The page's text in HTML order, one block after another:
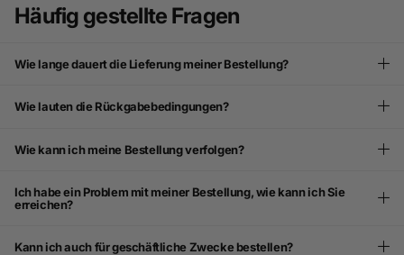
Häufig gestellte Fragen
Wie lange dauert die Lieferung meiner Bestellung?
Wie lauten die Rückgabebedingungen?
Wie kann ich meine Bestellung verfolgen?
Ich habe ein Problem mit meiner Bestellung, wie kann ich Sie
erreichen?
Kann ich auch für geschäftliche Zwecke bestellen?